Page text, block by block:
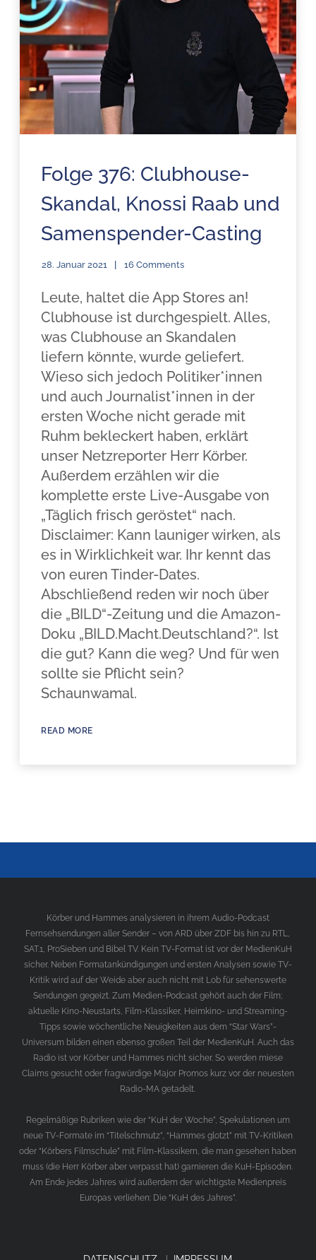
Folge 376: Clubhouse-
Skandal, Knossi Raab und
Samenspender-Casting
28. Januar 2021 16 Comments
Leute, haltet die App Stores an!
Clubhouse ist durchgespielt. Alles,
was Clubhouse an Skandalen
liefern könnte, wurde geliefert.
Wieso sich jedoch Politiker*innen
und auch Journalist*innen in der
ersten Woche nicht gerade mit
Ruhm bekleckert haben, erklärt
unser Netzreporter Herr Körber.
Außerdem erzählen wir die
komplette erste Live-Ausgabe von
„Täglich frisch geröstet“ nach.
Disclaimer: Kann launiger wirken, als
es in Wirklichkeit war. Ihr kennt das
von euren Tinder-Dates.
Abschließend reden wir noch über
die „BILD“-Zeitung und die Amazon-
Doku „BILD.Macht.Deutschland?“. Ist
die gut? Kann die weg? Und für wen
sollte sie Pflicht sein?
Schaunwamal.
READ MORE
Körber und Hammes analysieren in ihrem Audio-Podcast
Fernsehsendungen aller Sender – von ARD über ZDF bis hin zu RTL,
SAT.1, ProSieben und Bibel TV. Kein TV-Format ist vor der MedienKuH
sicher. Neben Formatankündigungen und ersten Analysen sowie TV-
Kritik wird auf der Weide aber auch nicht mit Lob für sehenswerte
Sendungen gegeizt. Zum Medien-Podcast gehört auch der Film;
aktuelle Kino-Neustarts, Film-Klassiker, Heimkino- und Streaming-
Tipps sowie wöchentliche Neuigkeiten aus dem “Star Wars”-
Universum bilden einen ebenso großen Teil der MedienKuH. Auch das
Radio ist vor Körber und Hammes nicht sicher. So werden miese
Claims gesucht oder fragwürdige Major Promos kurz vor der neuesten
Radio-MA getadelt.
Regelmäßige Rubriken wie der “KuH der Woche”, Spekulationen um
neue TV-Formate im “Titelschmutz”, “Hammes glotzt” mit TV-Kritiken
oder “Körbers Filmschule” mit Film-Klassikern, die man gesehen haben
muss (die Herr Körber aber verpasst hat) garnieren die KuH-Episoden.
Am Ende jedes Jahres wird außerdem der wichtigste Medienpreis
Europas verliehen: Die “KuH des Jahres”.